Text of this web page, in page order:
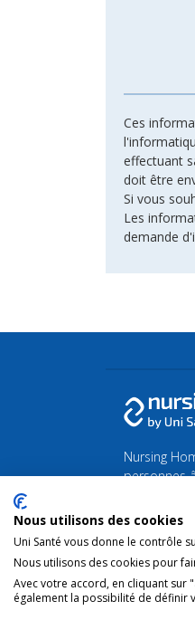
Ces
effectuant
doit être
Si vous
Les
demande
Nursing
personnes
Retrouvez
Nous utilisons des cookies
Uni Santé vous donne le contrôle
Nous utilisons des cookies pour
Avec votre accord, en cliquant sur
également la possibilité de définir